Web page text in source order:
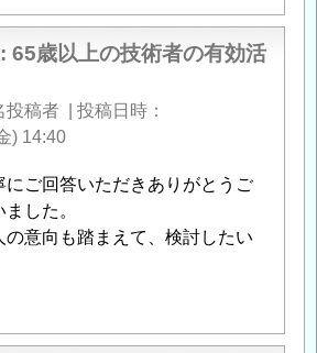
65歳以上の技術者の有効活
投稿者
投稿日時
) 14:40
にご回答いただきありがとうご
ました。
の意向も踏まえて、検討したい